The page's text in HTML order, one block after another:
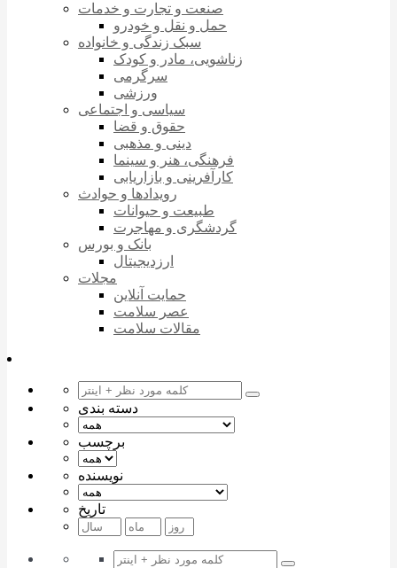
صنعت و تجارت و خدمات
حمل و نقل و خودرو
سبک زندگی و خانواده
زناشویی، مادر و کودک
سرگرمی
ورزشی
سیاسی و اجتماعی
حقوق و قضا
دینی و مذهبی
فرهنگی، هنر و سینما
کارآفرینی و بازاریابی
رویدادها و حوادث
طبیعت و حیوانات
گردشگری و مهاجرت
بانک و بورس
ارزدیجیتال
مجلات
حمایت آنلاین
عصر سلامت
مقالات سلامت
دسته بندی
برچسب
نویسنده
تاریخ